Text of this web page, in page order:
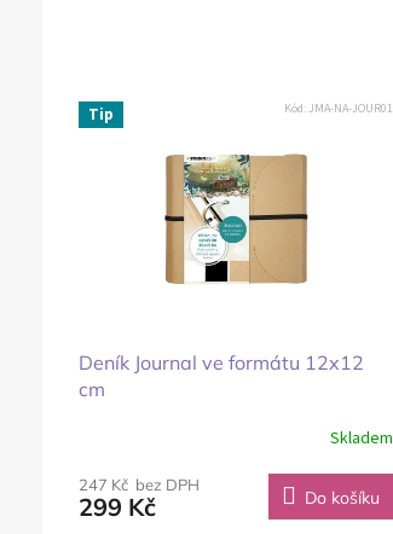
Tip
Deník Journal ve formátu 12x12
cm
Skladem
247 Kč bez DPH
299 Kč Do košíku
Kód: JMA-NA-JOUR01